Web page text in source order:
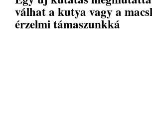
válhat a kutya vagy a
érzelmi támaszunkká